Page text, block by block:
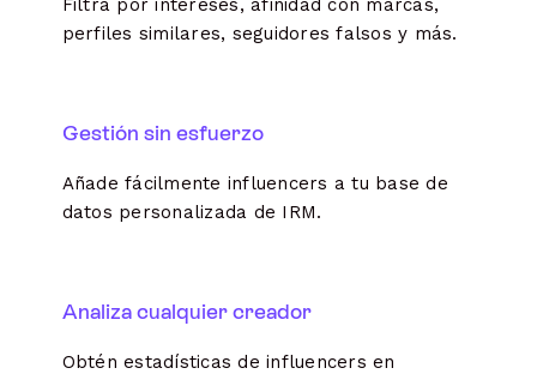
perfiles similares, seguidores falsos y más.
Gestión sin esfuerzo
Añade fácilmente influencers a tu base de
datos personalizada de IRM.
Analiza cualquier creador
Obtén estadísticas de influencers en